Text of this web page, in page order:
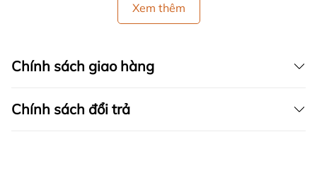
Xem thêm
Chính sách giao hàng
Chính sách đổi trả